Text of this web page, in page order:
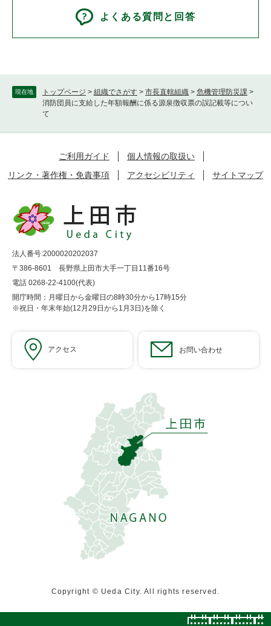
現在地 トップページ > 組織でさがす > 市長直轄組織 > 危機管理防災課 >
消防団員に支給した年額報酬に係る源泉徴収票の誤記載等につい
て
よくある質問と回答
ご利用ガイド
個人情報の取扱い
リンク・著作権・免責事項
アクセシビリティ サイトマップ
法人番号:2000020202037
〒386-8601 長野県上田市大手一丁目11番16号
電話 0268-22-4100(代表)
開庁時間：月曜日から金曜日の8時30分から17時15分
※祝日・年末年始(12月29日から1月3日)を除く
アクセス お問い合わせ
Copyright © Ueda City. All rights reserved.